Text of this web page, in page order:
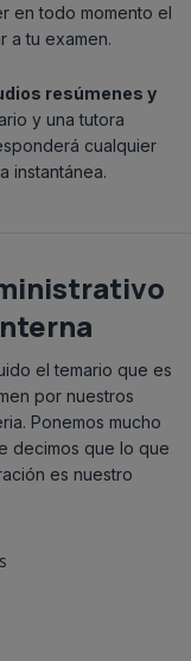
en todo momento el
a tu examen.
resúmenes y
y una tutora
cualquier
instantánea.
el temario que es
por nuestros
Ponemos mucho
decimos que lo que
es nuestro